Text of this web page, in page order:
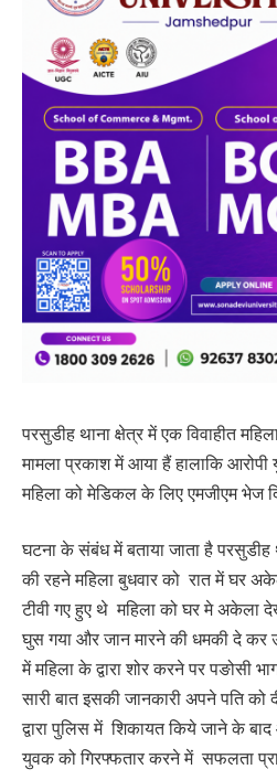
परसुडीह थाना क्षेत्र में एक विवाहीत
मामला प्रकाश में आया हैं हालाकि
महिला को मेडिकल के लिए एमजीएम भेज
घटना के संबंध में बताया जाता है
की रहने महिला बुधवार को रात में घर
टीवी गए हुए थे महिला को घर मे अकेला
घुस गया और जान मारने की धमकी दे
में महिला के द्वारा शोर करने पर
सारी बात इसकी जानकारी अपने पति
द्वारा पुलिस में शिकायत किये जाने के
युवक को गिरफ्फतार करने में सफलता